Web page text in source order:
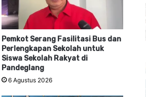
Pemkot Serang Fasilitasi Bus dan
Perlengkapan Sekolah untuk
Siswa Sekolah Rakyat di
Pandeglang
6 Agustus 2026